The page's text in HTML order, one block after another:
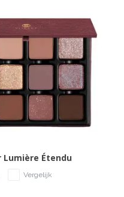
Lumière Étendu
Vergelijk